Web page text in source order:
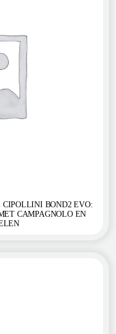
BOND2 EVO:
CAMPAGNOLO EN